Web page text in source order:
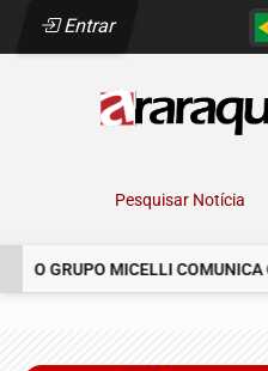
Entrar
Pesquisar Notícia
O GRUPO MICELLI COMUNICA